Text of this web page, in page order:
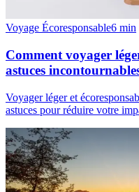
Voyage Écoresponsable6 min
Comment voyager
astuces
Voyager léger et
astuces pour réduire votre